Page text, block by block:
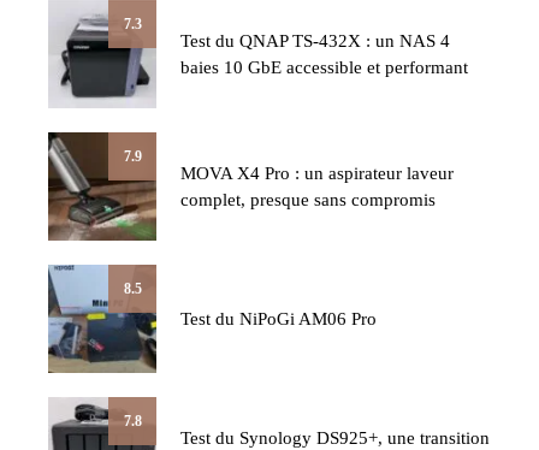
7.3
Test du QNAP TS-432X : un NAS 4
baies 10 GbE accessible et performant
7.9
MOVA X4 Pro : un aspirateur laveur
complet, presque sans compromis
8.5
Test du NiPoGi AM06 Pro
7.8
Test du Synology DS925+, une transition